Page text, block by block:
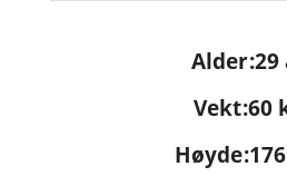
Alder 29
Vekt 60
Høyde